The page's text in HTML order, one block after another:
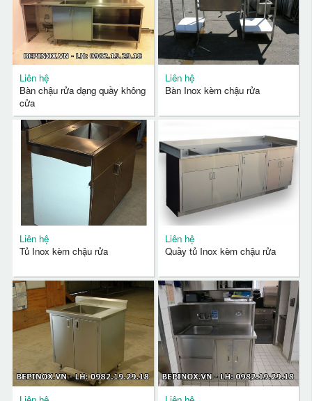
Liên hệ
Bàn chậu rửa dạng quầy không
cửa
Liên hệ
Bàn Inox kèm chậu rửa
Liên hệ
Tủ Inox kèm chậu rửa
Liên hệ
Quầy tủ Inox kèm chậu rửa